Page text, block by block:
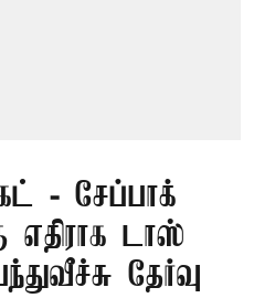
- சேப்பாக்
எதிராக டாஸ்
தேர்வு